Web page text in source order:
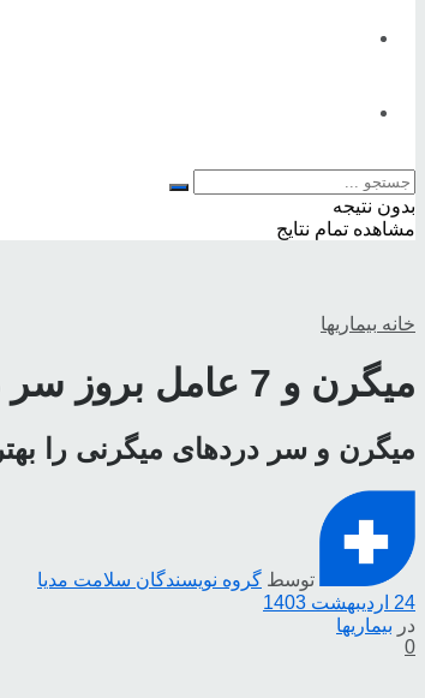
مطالب شاخص
بدون نتیجه
مشاهده تمام نتایج
خانه بیماریها
میگرن و 7 عامل بروز سر دردهای میگرنی
میگرن و سر دردهای میگرنی را
توسط گروه نویسندگان سلامت مدیا
24 اردیبهشت 1403
در بیماریها
0